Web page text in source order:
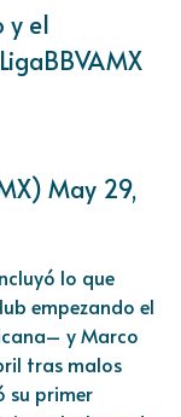
y el
May 29,
lo que
empezando el
y Marco
tras malos
su primer